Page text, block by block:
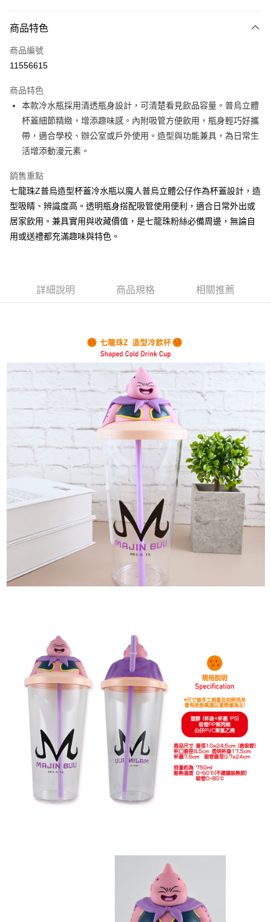
信用卡一次付款
超商取貨付款
Apple Pay
街口支付
悠遊付
AFTEE先享後付
相關說明
AFTEE先享後付是「在收到商品之後才付款」的支付方式。 讓您購物簡單
便利好安心！
１．簡單：不需註冊會員、不需綁卡、不需儲值。
２．便利：只要手機號碼，簡訊認證，即可結帳。
１．於結帳方式選擇「AFTEE先享後付」後，將跳轉至「AFTEE先享後付」
結帳頁面，進行簡訊認證並確認金額後，即可完成結帳。
※ 請注意：結帳手續完成當下不需立刻繳費，但若您需要取消訂單，請聯絡
購買商品的店家。未經商家同意取消之訂單仍視為有效，需透過AFTEE先享
後付繳納相關費用。
※ 交易是否成功請以「AFTEE先享後付 」之結帳頁面顯示為準，若有關於
是否繳費成功／繳費後需取消欲退款等相關疑問，請聯繫「AFTEE先享後付
https://netprotections.freshdesk.com/support/home
１．透過由恩沛科技股份有限公司提供之「AFTEE先享後付」服務完成之交
易，需依本服務之必要範圍內提供個人資料，並將交易相關給付款項請求債
權轉讓予恩沛科技股份有限公司。
２．關於個人資料處理事宜，請瀏覽以下網址：
https://aftee.tw/terms/#terms3
３．未成年的使用者請事先徵得法定代理人或監護人之同意方可使用
「AFTEE先享後付」，若未經同意申辦者引起之損失，本公司不負相關責
任。
４．使用「AFTEE先享後付」時，將依據個別帳號之用戶狀況，依本公司即
時審查核予不同之上限額度；若仍有額度不足之情形，本公司將視審查結果
請求用戶進行身份認證。
５．嚴禁一人註冊多個帳號或使用他人資訊註冊。若發現惡意使用之情形，
恩沛科技股份有限公司將有權停止該用戶之使用額度並採取法律行動。
ATM付款
運送方式
付款後全家取貨
每筆NT$60，滿NT$499(含以上)免運費
付款後7-11取貨
每筆NT$60，滿NT$499(含以上)免運費
宅配
每筆NT$120，滿NT$499(含以上)免運費
海外宅配 查看運費
商品特色
商品編號
11556615
商品特色
本款冷水瓶採用清透瓶身設計，可清楚看見飲品容量。普烏立體
杯蓋細節精緻，增添趣味感。內附吸管方便飲用，瓶身輕巧好攜
帶，適合學校、辦公室或戶外使用。造型與功能兼具，為日常生
活增添動漫元素。
銷售重點
七龍珠Z普烏造型杯蓋冷水瓶以魔人普烏立體公仔作為杯蓋設計，造
型吸睛、辨識度高。透明瓶身搭配吸管使用便利，適合日常外出或
居家飲用。兼具實用與收藏價值，是七龍珠粉絲必備周邊，無論自
用或送禮都充滿趣味與特色。
詳細說明 商品規格 相關推薦